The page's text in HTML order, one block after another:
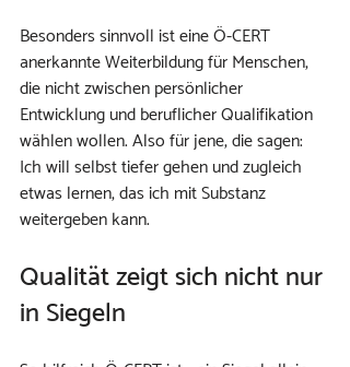
Besonders sinnvoll ist eine Ö-CERT
anerkannte Weiterbildung für Menschen,
die nicht zwischen persönlicher
Entwicklung und beruflicher Qualifikation
wählen wollen. Also für jene, die sagen:
Ich will selbst tiefer gehen und zugleich
etwas lernen, das ich mit Substanz
weitergeben kann.
Qualität zeigt sich nicht nur
in Siegeln